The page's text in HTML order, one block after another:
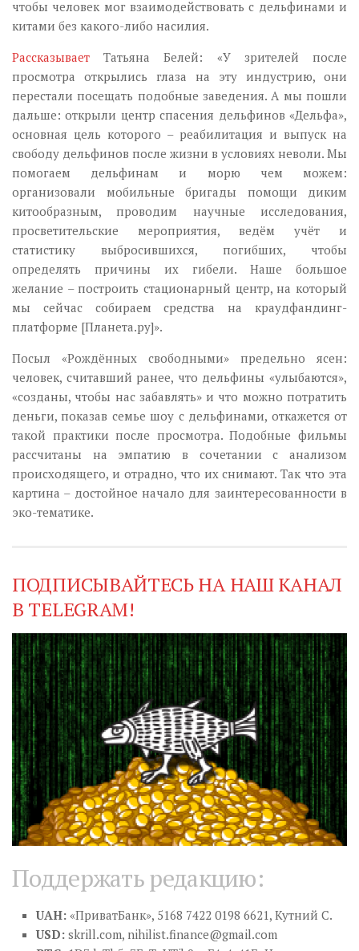
чтобы человек мог взаимодействовать с дельфинами и
китами без какого-либо насилия.
Рассказывает Татьяна Белей: «У зрителей после
просмотра открылись глаза на эту индустрию, они
перестали посещать подобные заведения. А мы пошли
дальше: открыли центр спасения дельфинов «Дельфа»,
основная цель которого – реабилитация и выпуск на
свободу дельфинов после жизни в условиях неволи. Мы
помогаем дельфинам и морю чем можем:
организовали мобильные бригады помощи диким
китообразным, проводим научные исследования,
просветительские мероприятия, ведём учёт и
статистику выбросившихся, погибших, чтобы
определять причины их гибели. Наше большое
желание – построить стационарный центр, на который
мы сейчас собираем средства на краудфандинг-
платформе [Планета.ру]».
Посыл «Рождённых свободными» предельно ясен:
человек, считавший ранее, что дельфины «улыбаются»,
«созданы, чтобы нас забавлять» и что можно потратить
деньги, показав семье шоу с дельфинами, откажется от
такой практики после просмотра. Подобные фильмы
рассчитаны на эмпатию в сочетании с анализом
происходящего, и отрадно, что их снимают. Так что эта
картина – достойное начало для заинтересованности в
эко-тематике.
ПОДПИСЫВАЙТЕСЬ НА НАШ КАНАЛ
В TELEGRAM!
Поддержать редакцию:
UAH: «ПриватБанк», 5168 7422 0198 6621, Кутний С.
USD: skrill.com, nihilist.finance@gmail.com